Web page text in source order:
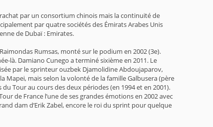
par un consortium chinois mais la continuité de
par quatre sociétés des Émirats Arabes Unis
de Dubaï : Emirates.
Rumsas, monté sur le podium en 2002 (3e).
là. Damiano Cunego a terminé sixième en 2011. Le
par le sprinteur ouzbek Djamolidine Abdoujaparov,
Mapei, mais selon la volonté de la famille Galbusera (père
Tour au cours des deux périodes (en 1994 et en 2001).
de France l’une de ses grandes émotions en 2002 avec
dam d’Erik Zabel, encore le roi du sprint pour quelque